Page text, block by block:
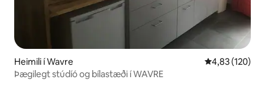
Heimili í Wavre 4,83 af 5 í
4,83 (120)
Þægilegt stúdíó og bílastæði í WAVRE